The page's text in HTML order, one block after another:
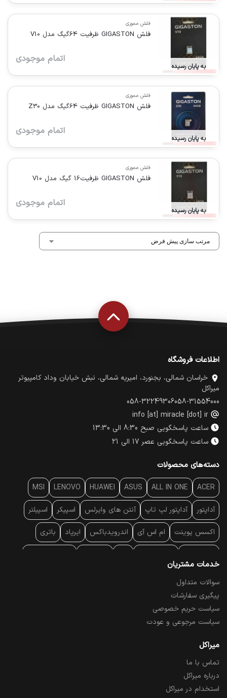
به پایان رسیده
فلش مموری
فلش GIGASTON ظرفیت 64گیگ مدل V10
اتمام موجودی
به پایان رسیده
فلش مموری
فلش GIGASTON ظرفیت 64گیگ مدل Z30
اتمام موجودی
به پایان رسیده
فلش مموری
فلش GIGASTON ظرفیت16 گیگ مدل V10
اتمام موجودی
اطلاعات فروشگاه
خراسان شمالی، بجنورد، امیریه شمالی، نبش خیابان وداد کامپیوتر
میراکل
058-31554000
058-32249306
info [at] miracle [dot] ir
ساعت پاسخگویی صبح 8:30 الی 13:30
ساعت پاسخگویی عصر 17 الی 21
دسته‌های محصولات
ACER
ALL IN ONE
ASUS
HUAWEI
LENOVO
MSI
آداپتور آداپتور لپ تاپ آنتن‌ های وایرلس اسپیکر اسپیلتر
اکسس پوینت ام اس آی اندرویدباکس ایرپاد باتری
پایه سقفی
پرده نمایش
تبلت و موبایل تجهیزات پسیو شبکه
تلویزیون
درایو نوری
دستگاه ضبط تصاویر
خدمات مشتریان
سوالات متداول
پیگیری سفارشات
سیاست حریم خصوصی
سیاست مرجوعی و عودت
میراکل
تماس با ما
درباره میراکل
استخدام در میراکل